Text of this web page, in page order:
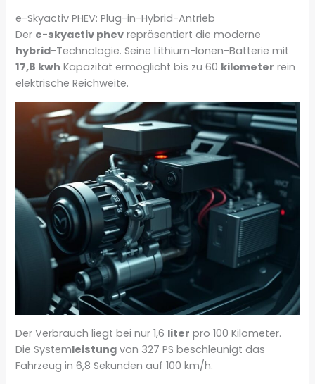
e-Skyactiv PHEV: Plug-in-Hybrid-Antrieb
Der e-skyactiv phev repräsentiert die moderne
hybrid-Technologie. Seine Lithium-Ionen-Batterie mit
17,8 kwh Kapazität ermöglicht bis zu 60 kilometer rein
elektrische Reichweite.
Der Verbrauch liegt bei nur 1,6 liter pro 100 Kilometer.
Die Systemleistung von 327 PS beschleunigt das
Fahrzeug in 6,8 Sekunden auf 100 km/h.